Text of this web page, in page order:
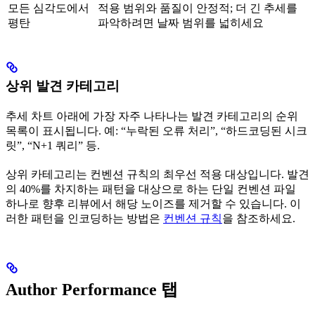
모든 심각도에서
평탄
적용 범위와 품질이 안정적; 더 긴 추세를
파악하려면 날짜 범위를 넓히세요
상위 발견 카테고리
추세 차트 아래에 가장 자주 나타나는 발견 카테고리의 순위
목록이 표시됩니다. 예: “누락된 오류 처리”, “하드코딩된 시크
릿”, “N+1 쿼리” 등.
상위 카테고리는 컨벤션 규칙의 최우선 적용 대상입니다. 발견
의 40%를 차지하는 패턴을 대상으로 하는 단일 컨벤션 파일
하나로 향후 리뷰에서 해당 노이즈를 제거할 수 있습니다. 이
러한 패턴을 인코딩하는 방법은 컨벤션 규칙을 참조하세요.
Author Performance 탭